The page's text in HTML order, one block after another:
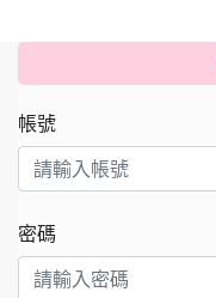
帳號
密碼